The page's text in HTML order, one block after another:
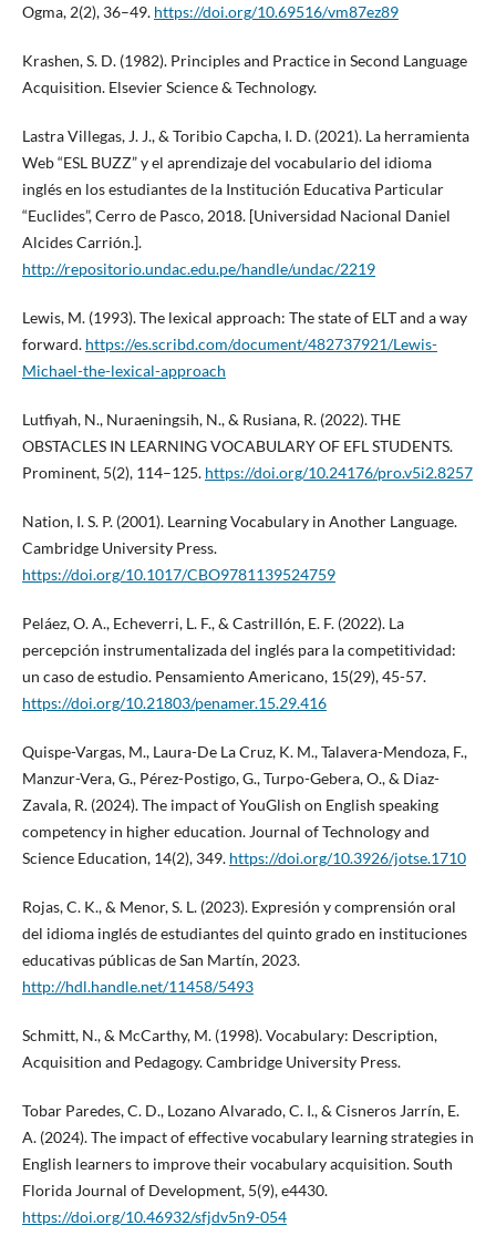
Ogma, 2(2), 36–49. https://doi.org/10.69516/vm87ez89
Krashen, S. D. (1982). Principles and Practice in Second Language
Acquisition. Elsevier Science & Technology.
Lastra Villegas, J. J., & Toribio Capcha, I. D. (2021). La herramienta
Web “ESL BUZZ” y el aprendizaje del vocabulario del idioma
inglés en los estudiantes de la Institución Educativa Particular
“Euclides”, Cerro de Pasco, 2018. [Universidad Nacional Daniel
Alcides Carrión.].
http://repositorio.undac.edu.pe/handle/undac/2219
Lewis, M. (1993). The lexical approach: The state of ELT and a way
forward. https://es.scribd.com/document/482737921/Lewis-
Michael-the-lexical-approach
Lutfiyah, N., Nuraeningsih, N., & Rusiana, R. (2022). THE
OBSTACLES IN LEARNING VOCABULARY OF EFL STUDENTS.
Prominent, 5(2), 114–125. https://doi.org/10.24176/pro.v5i2.8257
Nation, I. S. P. (2001). Learning Vocabulary in Another Language.
Cambridge University Press.
https://doi.org/10.1017/CBO9781139524759
Peláez, O. A., Echeverri, L. F., & Castrillón, E. F. (2022). La
percepción instrumentalizada del inglés para la competitividad:
un caso de estudio. Pensamiento Americano, 15(29), 45-57.
https://doi.org/10.21803/penamer.15.29.416
Quispe-Vargas, M., Laura-De La Cruz, K. M., Talavera-Mendoza, F.,
Manzur-Vera, G., Pérez-Postigo, G., Turpo-Gebera, O., & Diaz-
Zavala, R. (2024). The impact of YouGlish on English speaking
competency in higher education. Journal of Technology and
Science Education, 14(2), 349. https://doi.org/10.3926/jotse.1710
Rojas, C. K., & Menor, S. L. (2023). Expresión y comprensión oral
del idioma inglés de estudiantes del quinto grado en instituciones
educativas públicas de San Martín, 2023.
http://hdl.handle.net/11458/5493
Schmitt, N., & McCarthy, M. (1998). Vocabulary: Description,
Acquisition and Pedagogy. Cambridge University Press.
Tobar Paredes, C. D., Lozano Alvarado, C. I., & Cisneros Jarrín, E.
A. (2024). The impact of effective vocabulary learning strategies in
English learners to improve their vocabulary acquisition. South
Florida Journal of Development, 5(9), e4430.
https://doi.org/10.46932/sfjdv5n9-054